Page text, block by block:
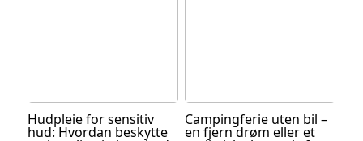
Hudpleie for sensitiv
hud: Hvordan beskytte
Campingferie uten bil –
en fjern drøm eller et